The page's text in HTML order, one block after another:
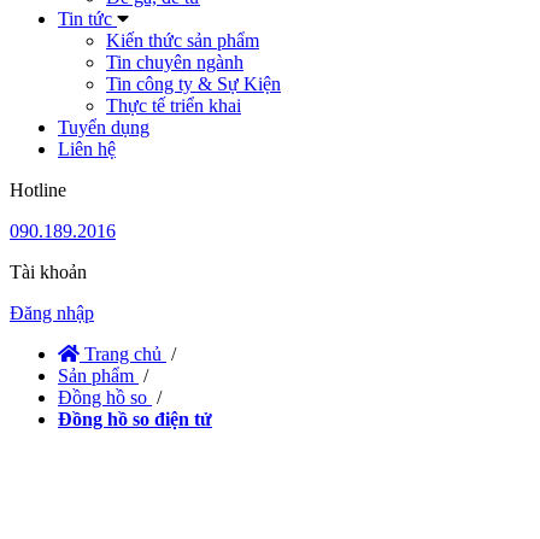
Tin tức
Kiến thức sản phẩm
Tin chuyên ngành
Tin công ty & Sự Kiện
Thực tế triển khai
Tuyển dụng
Liên hệ
Hotline
090.189.2016
Tài khoản
Đăng nhập
Trang chủ /
Sản phẩm /
Đồng hồ so /
Đồng hồ so điện tử